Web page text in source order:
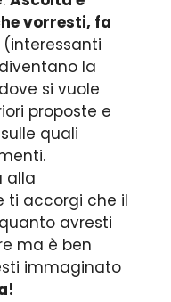
vorresti, fa
(interessanti
la
si vuole
proposte e
quali
alla
ti accorgi che il
avresti
ma è ben
immaginato